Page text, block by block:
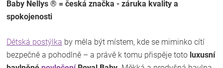
Baby Nellys ® = česká značka - záruka kvality a
spokojenosti
Dětská postýlka by měla být místem, kde se miminko cítí
bezpečně a pohodlně – a právě k tomu přispěje toto luxusní